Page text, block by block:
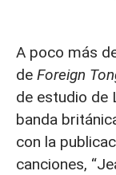
A poco más
de Foreign
de estudio de
banda
con la
canciones,